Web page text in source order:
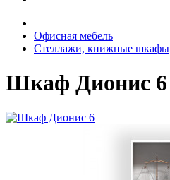
Офисная мебель
Стеллажи, книжные шкафы
Шкаф Дионис 6